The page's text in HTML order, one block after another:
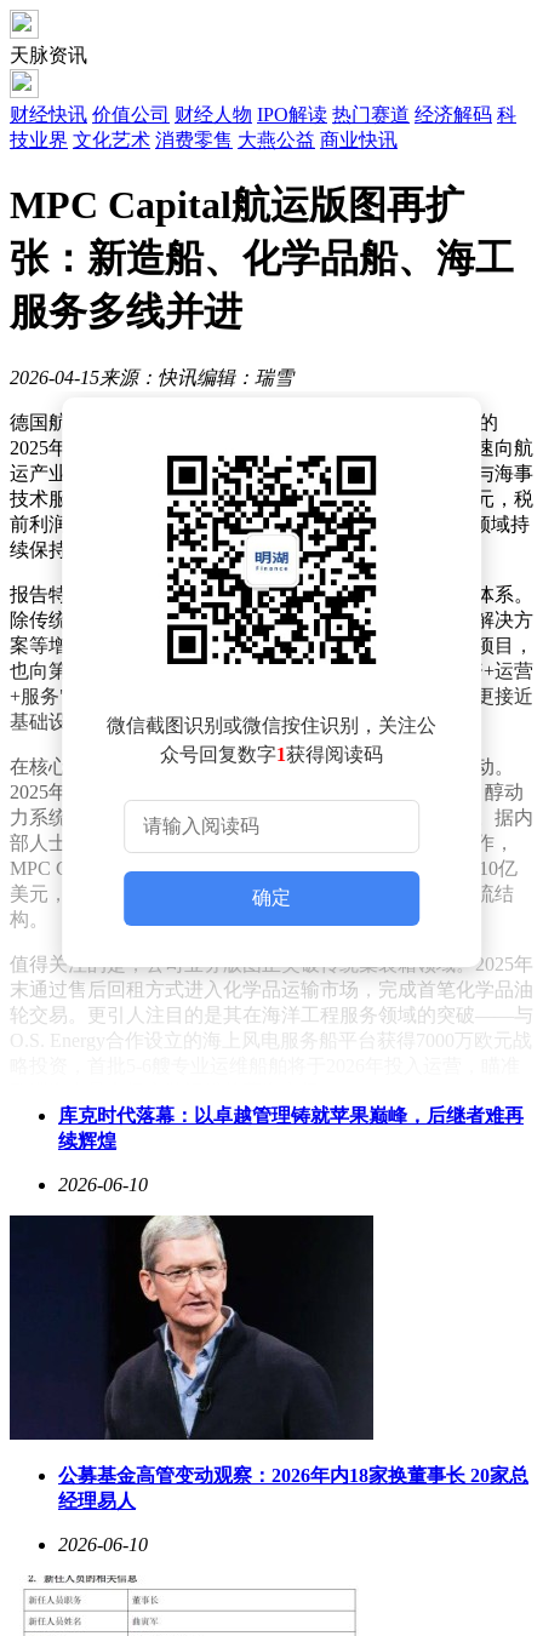
天脉资讯
财经快讯 价值公司 财经人物 IPO解读 热门赛道 经济解码 科
技业界 文化艺术 消费零售 大燕公益 商业快讯
MPC Capital航运版图再扩
张：新造船、化学品船、海工
服务多线并进
2026-04-15来源：快讯编辑：瑞雪
德国航运与基础设施投资管理公司MPC Capital近期发布的
2025年度报告显示，这家以平台化运营见长的企业正加速向航
运产业综合服务商转型。通过整合船舶投资、资产管理与海事
技术服务三大业务板块，公司管理资产规模突破54亿欧元，税
前利润同比增长3.1%至2527.5万欧元，在欧洲航运投资领域持
续保持活跃态势。
报告特别强调，公司已构建起覆盖航运全价值链的服务体系。
除传统资产投资业务外，技术管理、商业运营、数字化解决方
案等增值服务占比显著提升，服务对象既包括自有投资项目，
也向第三方船东、工业企业及物流机构开放。这种"投资+运营
+服务"的三维模式，使其区别于传统航运基金管理人，更接近
基础设施投资平台定位。
在核心业务布局方面，船队更新与低碳转型构成双轮驱动。
2025年交付的2艘1300TEU双燃料集装箱船，配备绿色甲醇动
力系统，标志着公司首次将新型环保船型纳入自营船队。据内
部人士透露，通过与江苏韩通、福建马尾等中国船厂合作，
MPC Capital年内已锁定10艘新造船订单，总投资规模达10亿
美元，所有船舶均已落实中长期租约，形成稳定的现金流结
构。
值得关注的是，公司业务版图正突破传统集装箱领域。2025年
末通过售后回租方式进入化学品运输市场，完成首笔化学品油
轮交易。更引人注目的是其在海洋工程服务领域的突破——与
O.S. Energy合作设立的海上风电服务船平台获得7000万欧元战
运营能力建设成为竞争关键。2025年完成对Bestship的收购
监控船舶碳排放数据，提供从航速优化到燃料选择的全流程减
排方案。这种技术赋能不仅提升资产运营效率，更在融资环节
形成差异化优势——具备完整能效报告的船舶，其资产估值较
同类船舶高出8%-12%。
资本运作层面，奥斯陆上市的MPC Container Ships继续发挥战
略支点作用。作为持有16.7%股权的长期股东，MPC Capital从
该平台获得的权益收益同比增长15%，成为利润增长的重要引
擎。这种"产业投资+资本运作"的双轨模式，使其在市场波动
资本的新趋势：当单纯运力投资面临环保法规与市场周期双重
压力时，具备全产业链运营能力的平台型公司正脱颖而出。其
践，为行业提供了值得研究的转型样本。
微信截图识别或微信按住识别，关注公
众号回复数字1获得阅读码
确定
库克时代落幕：以卓越管理铸就苹果巅峰，后继者难再
续辉煌
2026-06-10
公募基金高管变动观察：2026年内18家换董事长 20家总
经理易人
2026-06-10